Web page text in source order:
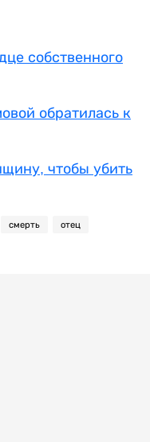
собственного
обратилась к
чтобы убить
смерть отец